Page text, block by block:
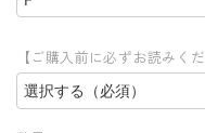
【ご購入前に必ずお読みく